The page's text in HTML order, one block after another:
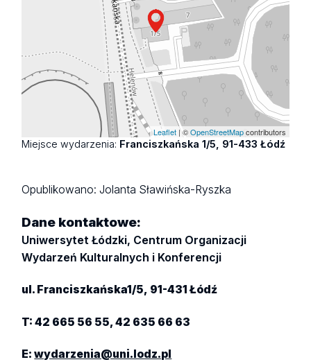
Leaflet| ©OpenStreetMapcontributors
Miejsce wydarzenia: Franciszkańska 1/5, 91-433 Łódź
Opublikowano:Jolanta Sławińska-Ryszka
Dane kontaktowe:
Uniwersytet Łódzki, Centrum Organizacji
Wydarzeń Kulturalnych i Konferencji
ul. Franciszkańska1/5, 91-431 Łódź
T: 42 665 56 55, 42 635 66 63
E:wydarzenia@uni.lodz.pl